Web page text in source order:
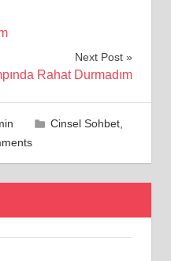
Next Post
Rahat Durmadım
Cinsel Sohbet